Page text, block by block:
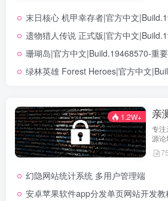
末日核心 机甲幸存者|官方中文
遗物猎人传说 正式版|官方中文|Build.19577129+全
珊瑚岛|官方中文|Build.19468570-重要更新-沙
绿林英雄 Forest Heroes|官方中文|Build.19609351+全
1.2W+ 亲
专注
源论
坛
实
幻隐网站统计系统 多用户管理端
安卓苹果软件app分发单页网站开发教